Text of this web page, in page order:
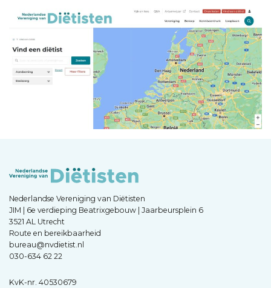
Nederlandse Vereniging van Diëtisten
JIM | 6e verdieping Beatrixgebouw | Jaarbeursplein 6
3521 AL Utrecht
Route en bereikbaarheid
bureau@nvdietist.nl
030-634 62 22
KvK-nr. 40530679